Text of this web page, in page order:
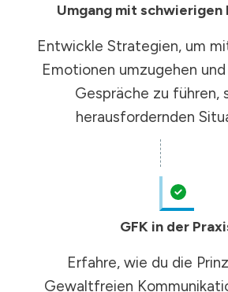
Umgang mit schwierigen
Entwickle Strategien, um
Emotionen umzugehen
Gespräche zu führen,
herausfordernden
GFK in der
Erfahre, wie du die
Gewaltfreien